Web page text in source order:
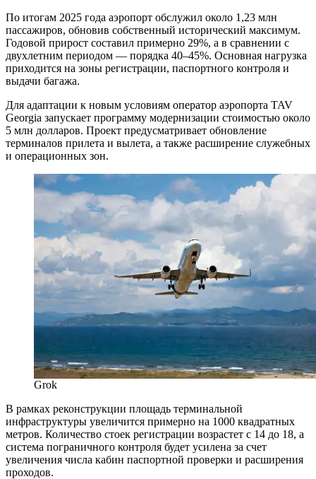
По итогам 2025 года аэропорт обслужил около 1,23 млн
пассажиров, обновив собственный исторический максимум.
Годовой прирост составил примерно 29%, а в сравнении с
двухлетним периодом — порядка 40–45%. Основная нагрузка
приходится на зоны регистрации, паспортного контроля и
выдачи багажа.
Для адаптации к новым условиям оператор аэропорта TAV
Georgia запускает программу модернизации стоимостью около
5 млн долларов. Проект предусматривает обновление
терминалов прилета и вылета, а также расширение служебных
и операционных зон.
Grok
В рамках реконструкции площадь терминальной
инфраструктуры увеличится примерно на 1000 квадратных
метров. Количество стоек регистрации возрастет с 14 до 18, а
система пограничного контроля будет усилена за счет
увеличения числа кабин паспортной проверки и расширения
проходов.